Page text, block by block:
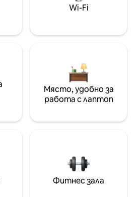
Wi-Fi
Място, удобно за
работа с лаптоп
Фитнес зала